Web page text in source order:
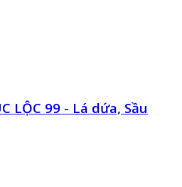
LỘC 99 - Lá dứa, Sầu